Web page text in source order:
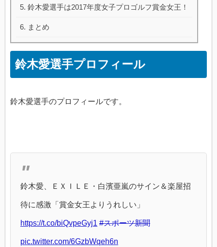
鈴木愛選手は2017年度女子プロゴルフ賞金女王！
まとめ
鈴木愛選手プロフィール
鈴木愛選手のプロフィールです。
鈴木愛、ＥＸＩＬＥ・白濱亜嵐のサイン＆楽屋招
待に感激「賞金女王よりうれしい」
https://t.co/biQvpeGyj1 #スポーツ新聞
pic.twitter.com/6GzbWqeh6n